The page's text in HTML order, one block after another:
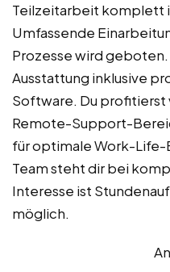
Teilzeitarbeit komplett
Umfassende
Prozesse wird
Ausstattung inklusive
Software. Du
Remote-Support-
für optimale Work-Life-
Team steht dir bei
Interesse ist
möglich.